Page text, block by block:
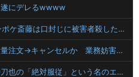
遂にデレるwwww
【悲報】Z世代「求刑7年のジャンポケ斎藤は口封じに被害者殺した方が量刑軽かっただろ」←1万いいね
【事件】「ジャンプ」ストアで大量注文→キャンセルか 業務妨害容疑で女逮捕
【寂しい】本物の孤独を知る剣持刀也の「絶対服従」という名のエンターテインメント